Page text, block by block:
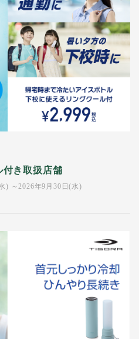
付き取扱店舗
) ～2026年9月30日(水)